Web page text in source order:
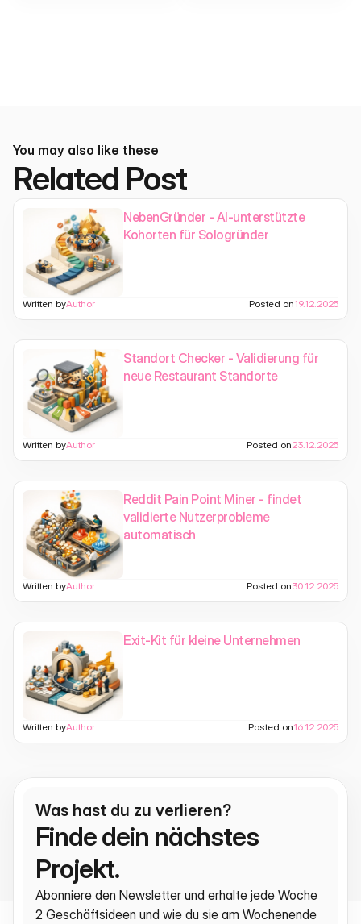
You may also like these
Related Post
NebenGründer - AI-unterstützte
Kohorten für Sologründer
Written byAuthor Posted on19.12.2025
Standort Checker - Validierung für
neue Restaurant Standorte
Written byAuthor Posted on23.12.2025
Reddit Pain Point Miner - findet
validierte Nutzerprobleme
automatisch
Written byAuthor Posted on30.12.2025
Exit-Kit für kleine Unternehmen
Written byAuthor Posted on16.12.2025
Was hast du zu verlieren?
Finde dein nächstes
Projekt.
Abonniere den Newsletter und erhalte jede Woche
2 Geschäftsideen und wie du sie am Wochenende